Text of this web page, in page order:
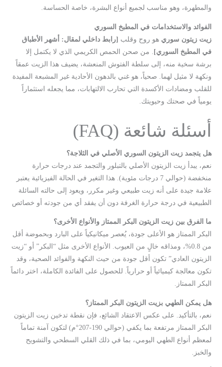
والمطهرة، وهو مناسب لجميع أنواع البشرة، خاصة الحساسة.
الفوائد والاستخدامات في المطبخ السوري
زيت زيتون سوري هو روح وقلب [رابط داخلي لمقال: أشهر الأطباق
في المطبخ السوري]
. من صحن الحمص الكريمي الذي لا يكتمل إلا
برشة سخية منه، إلى سلطة الفتوش المنعشة، يضيف هذا الزيت عمقاً
ونكهة لا مثيل لهما. صحياً، هو غني بالدهون الأحادية غير المشبعة المفيدة
للقلب ومضادات الأكسدة التي تحارب الالتهابات، مما يجعله استثماراً
يومياً في صحتك وحيويتك.
أسئلة شائعة (FAQ)
هل يتجمد زيت الزيتون السوري الأصلي في الثلاجة؟
نعم، يبدأ زيت الزيتون الأصلي بالتبلور والتجمد عند درجات حرارة
منخفضة (حوالي 7 درجات مئوية). هذا التغير في الحالة الفيزيائية يعتبر
علامة جيدة على أنه زيت طبيعي وغير مكرر، ويعود إلى حالته السائلة
الطبيعية في درجة حرارة الغرفة دون أن يفقد أي من جودته أو خصائص
ما الفرق بين زيت الزيتون البكر الممتاز والأنواع الأخرى؟
البكر الممتاز هو الأعلى جودة، يُعصر ميكانيكياً على البارد وبحموضة أقل
من 0.8%، ومذاقه خالٍ من العيوب. الأنواع الأخرى مثل “البكر” أو “زيت
الزيتون العادي” تكون أقل جودة من حيث النكهة والفوائد الصحية، وقد
تكون معالجة كيميائياً أو حرارياً. للحصول على الفائدة الكاملة، اختر دائماً
البكر الممتاز.
هل يمكن الطهي بزيت الزيتون البكر الممتاز؟
نعم، بالتأكيد. على عكس الاعتقاد الشائع، فإن نقطة تدخين زيت الزيتون
البكر الممتاز مرتفعة بما يكفي (حوالي 190-207°م) لتكون آمنة تماماً
لمعظم أنواع الطهي اليومي، بما في ذلك القلي السطحي والتشويح
والخبز.